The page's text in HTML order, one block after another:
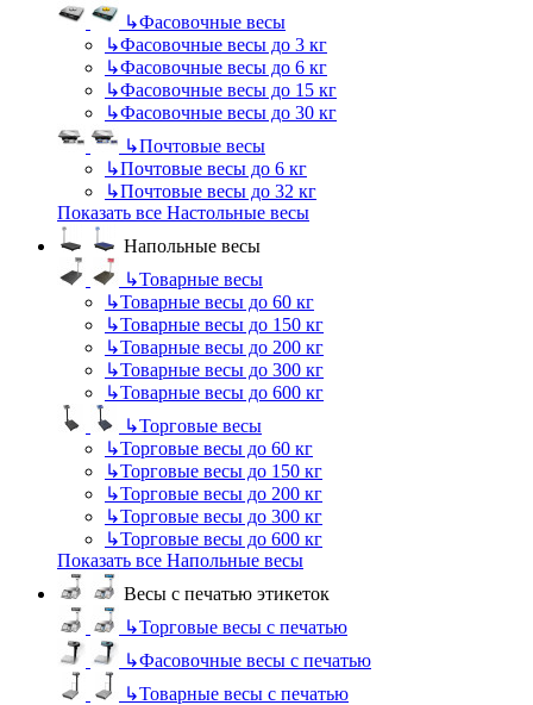
↳Фасовочные весы
↳Фасовочные весы до 3 кг
↳Фасовочные весы до 6 кг
↳Фасовочные весы до 15 кг
↳Фасовочные весы до 30 кг
↳Почтовые весы
↳Почтовые весы до 6 кг
↳Почтовые весы до 32 кг
Показать все Настольные весы
Напольные весы
↳Товарные весы
↳Товарные весы до 60 кг
↳Товарные весы до 150 кг
↳Товарные весы до 200 кг
↳Товарные весы до 300 кг
↳Товарные весы до 600 кг
↳Торговые весы
↳Торговые весы до 60 кг
↳Торговые весы до 150 кг
↳Торговые весы до 200 кг
↳Торговые весы до 300 кг
↳Торговые весы до 600 кг
Показать все Напольные весы
Весы с печатью этикеток
↳Торговые весы с печатью
↳Фасовочные весы с печатью
↳Товарные весы с печатью